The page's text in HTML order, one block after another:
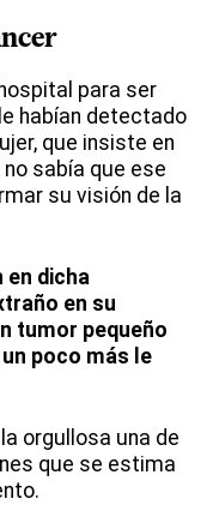
para ser
habían detectado
que insiste en
no sabía que ese
su visión de la
en dicha
en su
tumor pequeño
poco más le
orgullosa una de
que se estima